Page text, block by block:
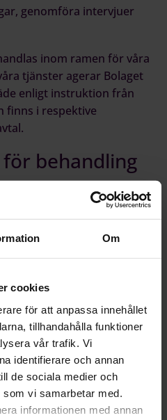
Om
cookies
för att anpassa innehållet
tillhandahålla funktioner
vår trafik. Vi
identifierare och annan
de sociala medier och
vi samarbetar med.
informationen med annan
genomföra intervjuer
inom ramen för våra
tjänster agerar Bolaget
enligt instruktion från
finns i respektive
behandling
utifrån flera
vid rekrytering
baserat på ditt
helst återkalla ditt